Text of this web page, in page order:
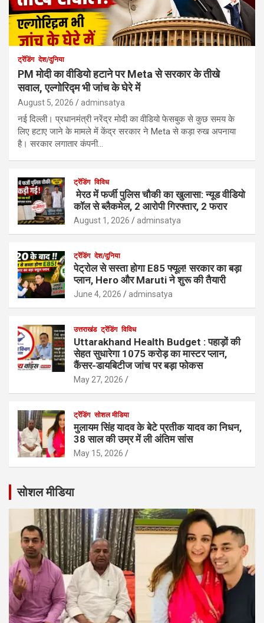
ट्रेंडिंग देश/दुनिया
PM मोदी का वीडियो हटाने पर Meta से सरकार के तीखे
सवाल, एल्गोरिद्म भी जांच के घेरे में
August 5, 2026 adminsatya
नई दिल्ली। प्रधानमंत्री नरेंद्र मोदी का वीडियो फेसबुक से कुछ समय के
लिए हटाए जाने के मामले में केंद्र सरकार ने Meta से कड़ा रुख अपनाया
है। सरकार लगातार कंपनी…
ट्रेंडिंग विविध
मेरठ में फर्जी पुलिस चौकी का खुलासा: न्यूड वीडियो
कॉल से ब्लैकमेल, 2 आरोपी गिरफ्तार, 2 फरार
August 1, 2026 adminsatya
ट्रेंडिंग देश/दुनिया
पेट्रोल से सस्ता होगा E85 फ्यूल! सरकार का बड़ा
प्लान, Hero और Maruti ने शुरू की तैयारी
June 4, 2026 adminsatya
उत्तराखंड ट्रेंडिंग विविध
Uttarakhand Health Budget : पहाड़ों की
सेहत सुधारेगा 1075 करोड़ का मास्टर प्लान,
कैंसर-डायबिटीज जांच पर बड़ा फोकस
May 27, 2026
ट्रेंडिंग सोशल मीडिया
मुलायम सिंह यादव के बेटे प्रतीक यादव का निधन,
38 साल की उम्र में ली अंतिम सांस
May 15, 2026
सोशल मीडिया